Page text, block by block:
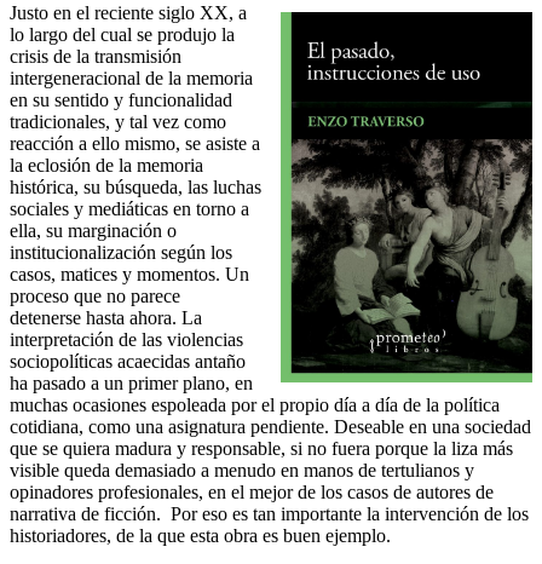
Justo en el reciente siglo XX, a
lo largo del cual se produjo la
crisis de la transmisión
intergeneracional de la memoria
en su sentido y funcionalidad
tradicionales, y tal vez como
reacción a ello mismo, se asiste a
la eclosión de la memoria
histórica, su búsqueda, las luchas
sociales y mediáticas en torno a
ella, su marginación o
institucionalización según los
casos, matices y momentos. Un
proceso que no parece
detenerse hasta ahora. La
interpretación de las violencias
sociopolíticas acaecidas antaño
ha pasado a un primer plano, en
muchas ocasiones espoleada por el propio día a día de la política
cotidiana, como una asignatura pendiente. Deseable en una sociedad
que se quiera madura y responsable, si no fuera porque la liza más
visible queda demasiado a menudo en manos de tertulianos y
opinadores profesionales, en el mejor de los casos de autores de
narrativa de ficción. Por eso es tan importante la intervención de los
historiadores, de la que esta obra es buen ejemplo.